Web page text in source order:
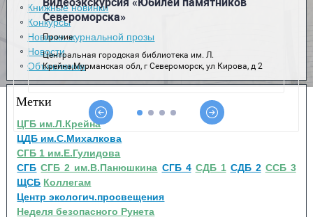
Книжные новинки
Конкурсы
Новинки журнальной прозы
Новости
Объявления
Метки
ЦГБ им.Л.Крейна
ЦДБ им.С.Михалкова
СГБ 1 им.Е.Гулидова
СГБ СГБ 2 им.В.Панюшкина СГБ 4 СДБ 1 СДБ 2 ССБ 3
ЩСБ Коллегам
Центр экологич.просвещения
Неделя безопасного Рунета